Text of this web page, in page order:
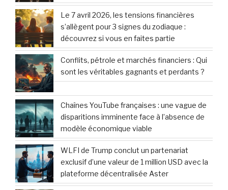
Le 7 avril 2026, les tensions financières
s’allègent pour 3 signes du zodiaque :
découvrez si vous en faites partie
Conflits, pétrole et marchés financiers : Qui
sont les véritables gagnants et perdants ?
Chaînes YouTube françaises : une vague de
disparitions imminente face à l’absence de
modèle économique viable
WLFI de Trump conclut un partenariat
exclusif d’une valeur de 1 million USD avec la
plateforme décentralisée Aster